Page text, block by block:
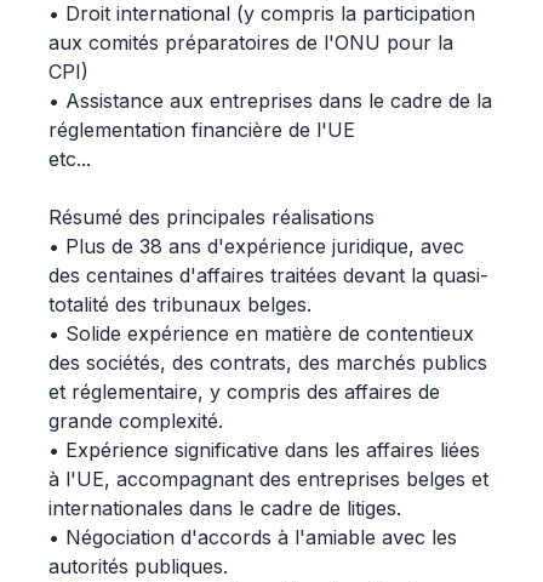
• Droit international (y compris la participation
aux comités préparatoires de l'ONU pour la
CPI)
• Assistance aux entreprises dans le cadre de la
réglementation financière de l'UE
etc...
Résumé des principales réalisations
• Plus de 38 ans d'expérience juridique, avec
des centaines d'affaires traitées devant la quasi-
totalité des tribunaux belges.
• Solide expérience en matière de contentieux
des sociétés, des contrats, des marchés publics
et réglementaire, y compris des affaires de
grande complexité.
• Expérience significative dans les affaires liées
à l'UE, accompagnant des entreprises belges et
internationales dans le cadre de litiges.
• Négociation d'accords à l'amiable avec les
autorités publiques.